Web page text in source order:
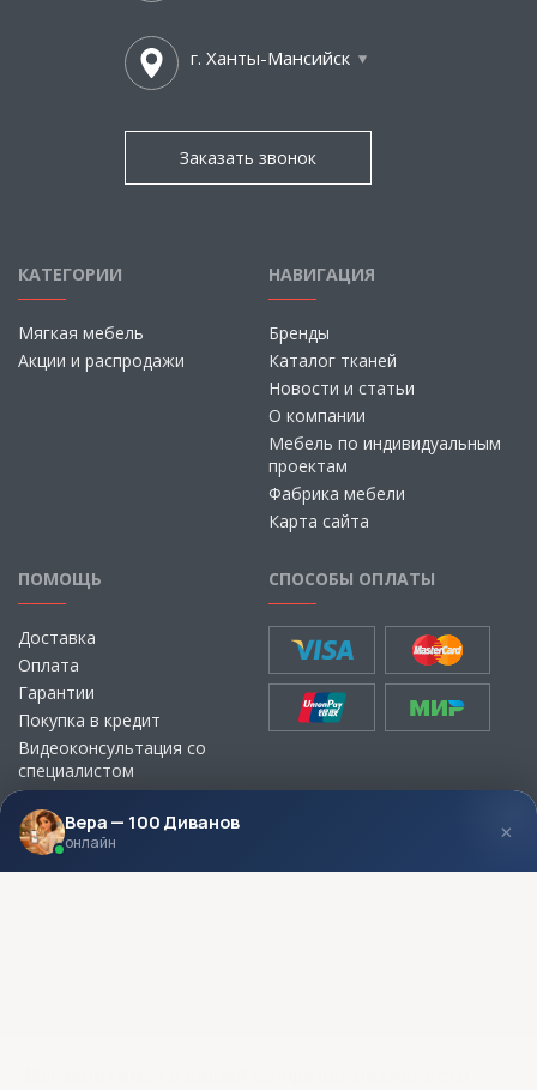
г. Ханты-Мансийск
Заказать звонок
КАТЕГОРИИ
Мягкая мебель
Акции и распродажи
НАВИГАЦИЯ
Бренды
Каталог тканей
Новости и статьи
О компании
Мебель по индивидуальным
проектам
Фабрика мебели
Карта сайта
ПОМОЩЬ
Доставка
Оплата
Гарантии
Покупка в кредит
Видеоконсультация со
специалистом
Выбор ткани для мебели без
визита в магазин
СПОСОБЫ ОПЛАТЫ
МЫ В СОЦСЕТЯХ КОНТАКТЫ
Вера — 100 Диванов
онлайн ×